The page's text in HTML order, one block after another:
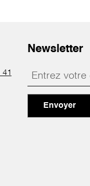
Newsletter
Envoyer